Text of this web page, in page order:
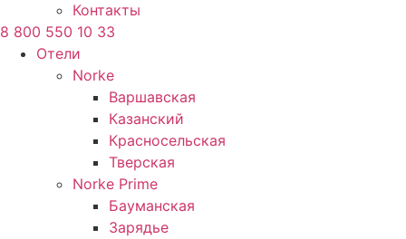
Контакты
8 800 550 10 33
Отели
Norke
Варшавская
Казанский
Красносельская
Тверская
Norke Prime
Бауманская
Зарядье